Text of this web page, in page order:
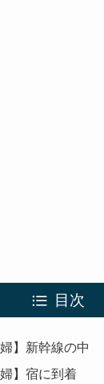
目次
】新幹線の中
】宿に到着